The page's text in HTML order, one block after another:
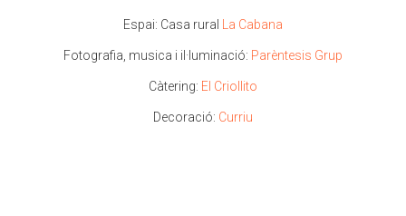
Espai: Casa rural La Cabana
Fotografia, musica i il·luminació: Parèntesis Grup
Càtering: El Criollito
Decoració: Curriu